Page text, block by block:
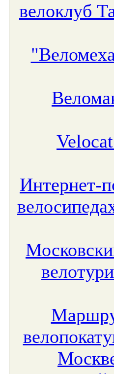
велоклуб
Интернет-